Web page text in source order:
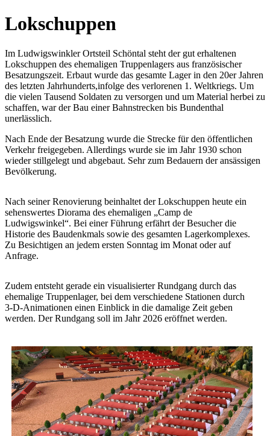
Lokschuppen
Im Ludwigswinkler Ortsteil Schöntal steht der gut erhaltenen
Lokschuppen des ehemaligen Truppenlagers aus französischer
Besatzungszeit. Erbaut wurde das gesamte Lager in den 20er Jahren
des letzten Jahrhunderts,infolge des verlorenen 1. Weltkriegs. Um
die vielen Tausend Soldaten zu versorgen und um Material herbei zu
schaffen, war der Bau einer Bahnstrecken bis Bundenthal
unerlässlich.
Nach Ende der Besatzung wurde die Strecke für den öffentlichen
Verkehr freigegeben. Allerdings wurde sie im Jahr 1930 schon
wieder stillgelegt und abgebaut. Sehr zum Bedauern der ansässigen
Bevölkerung.
Nach seiner Renovierung beinhaltet der Lokschuppen heute ein
sehenswertes Diorama des ehemaligen „Camp de
Ludwigswinkel“. Bei einer Führung erfährt der Besucher die
Historie des Baudenkmals sowie des gesamten Lagerkomplexes.
Zu Besichtigen an jedem ersten Sonntag im Monat oder auf
Anfrage.
Zudem entsteht gerade ein visualisierter Rundgang durch das
ehemalige Truppenlager, bei dem verschiedene Stationen durch
3-D-Animationen einen Einblick in die damalige Zeit geben
werden. Der Rundgang soll im Jahr 2026 eröffnet werden.